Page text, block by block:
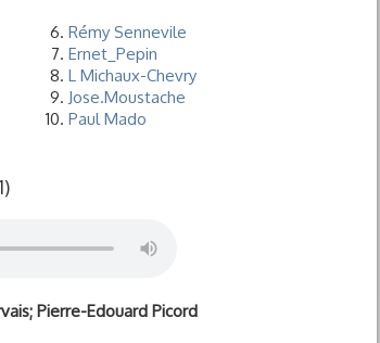
Rémy Sennevile
Ernet_Pepin
L Michaux-Chevry
Jose.Moustache
Paul Mado
Pierre-Edouard Picord